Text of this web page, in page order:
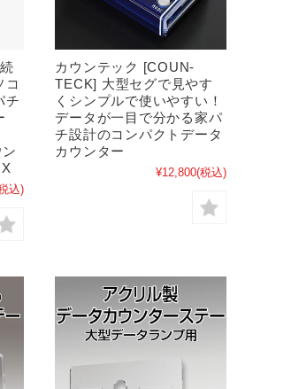
コ
チ
込)
カウンテック [COUN-
TECK] 大型セグで見やす
くシンプルで使いやすい！
データが一目で分かる家パ
チ設計のコンパクトデータ
カウンター
¥12,800(税込)